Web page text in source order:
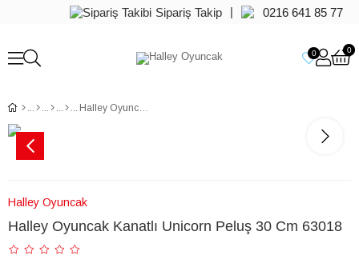
Sipariş Takip | 0216 641 85 77
0 0
Halley Oyuncak Kanatlı Unicorn Peluş 30 Cm 63018
Halley Oyuncak
Halley Oyuncak Kanatlı Unicorn Peluş 30 Cm 63018